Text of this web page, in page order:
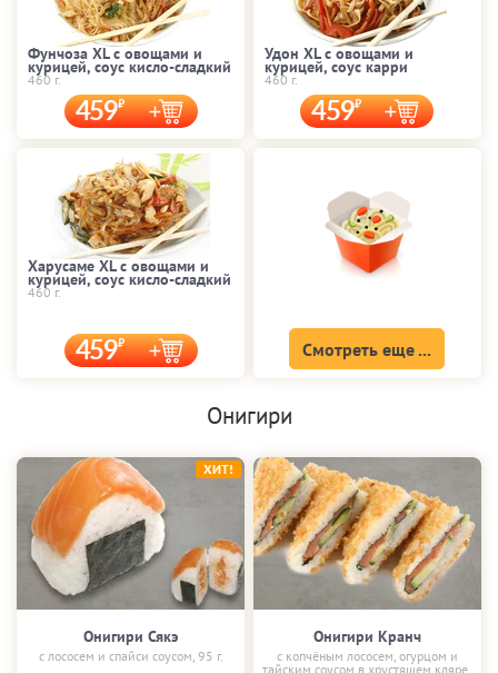
Фунчоза XL с овощами и
курицей, соус кисло-сладкий
460 г.
459
Удон XL с овощами и
курицей, соус карри
460 г.
459
Харусаме XL с овощами и
курицей, соус кисло-сладкий
460 г.
459 Смотреть еще ...
Онигири
Онигири Сякэ
с лососем и спайси соусом, 95 г.
ХИТ!
Онигири Кранч
с копчёным лососем, огурцом и
тайским соусом в хрустящем кляре,